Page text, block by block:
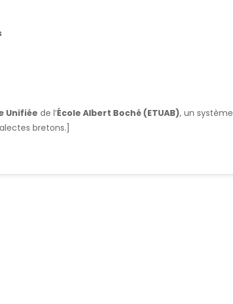
Unifiée de l’École Albert Boché (ETUAB), un système
bretons.]